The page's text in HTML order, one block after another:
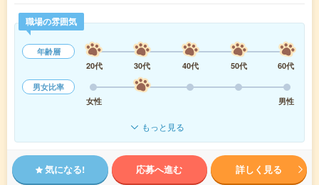
職場の雰囲気
年齢層
20代
30代 40代 50代
60代
男女比率
女性
男性
もっと見る
気になる! 応募へ進む 詳しく見る